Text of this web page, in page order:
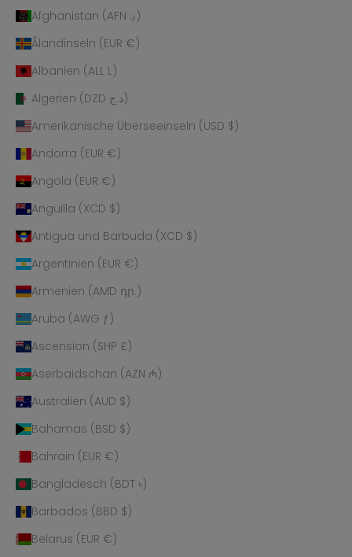
Afghanistan (AFN ؋)
Ålandinseln (EUR €)
Albanien (ALL L)
Algerien (DZD د.ج)
Amerikanische Überseeinseln (USD $)
Andorra (EUR €)
Angola (EUR €)
Anguilla (XCD $)
Antigua und Barbuda (XCD $)
Argentinien (EUR €)
Armenien (AMD դր.)
Aruba (AWG ƒ)
Ascension (SHP £)
Aserbaidschan (AZN ₼)
Australien (AUD $)
Bahamas (BSD $)
Bahrain (EUR €)
Bangladesch (BDT ৳)
Barbados (BBD $)
Belarus (EUR €)